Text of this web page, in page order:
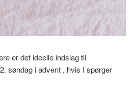
er det ideelle indslag til
søndag i advent , hvis I spørger